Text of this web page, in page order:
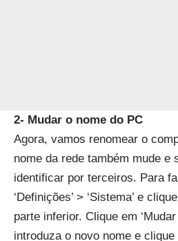
2- Mudar o nome do PC
Agora, vamos renomear o
nome da rede também mude e
identificar por terceiros. Para
‘Definições’ > ‘Sistema’ e
parte inferior. Clique em
introduza o novo nome e clique